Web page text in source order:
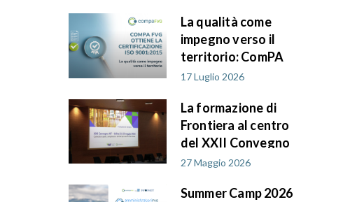
La qualità come
impegno verso il
territorio: ComPA
FVG ottiene la
9001:2015
17 Luglio 2026
La formazione di
Frontiera al centro
del XXII Convegno
AIF PA in FVG
27 Maggio 2026
Summer Camp 2026